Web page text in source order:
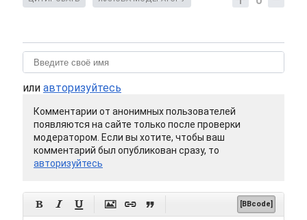
или авторизуйтесь
Комментарии от анонимных пользователей
появляются на сайте только после проверки
модератором. Если вы хотите, чтобы ваш
комментарий был опубликован сразу, то
авторизуйтесь
      [BBcode]